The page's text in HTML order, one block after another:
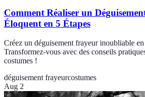
Comment Réaliser un
Éloquent en 5 Étapes
Créez un déguisement frayeur inoubliable
Transformez-vous avec des conseils
costumes !
déguisement frayeurcostumes
Aug 2